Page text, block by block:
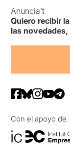
Anuncia’t
Quiero recibir
las
Con el apoyo de